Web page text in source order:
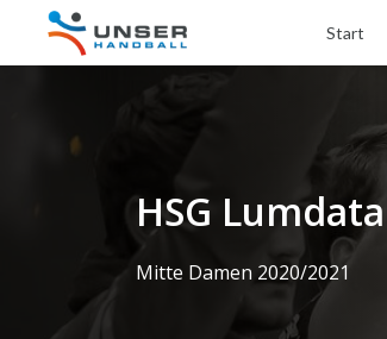
Start
HSG
Mitte Damen 2020/2021